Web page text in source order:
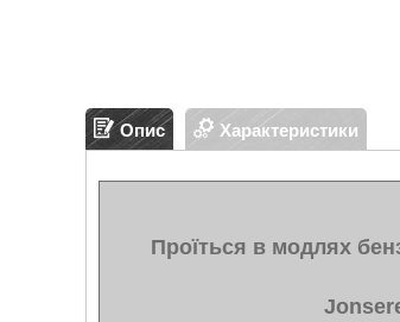
Опис Характеристики
Проїться в модлях